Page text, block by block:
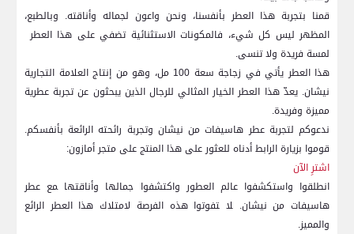
قمنا بتجربة هذا العطر بأنفسنا، ونحن واعون لجماله وأناقته. وبالطبع،
المظهر ليس كل شيء، فالمكونات الاستثنائية تضفي ⁤على هذا العطر ​
لمسة فريدة ولا تنسى.
هذا العطر يأتي في زجاجة سعة 100⁣ مل، وهو ⁣من إنتاج⁢ العلامة التجارية
نيشان. يعدّ هذا ‌العطر الخيار المثالي للرجال⁣ الذين يبحثون عن تجربة عطرية
مميزة وفريدة.
ندعوكم لتجربة عطر هاسيفات من نيشان وتجربة رائحته الرائعة بأنفسكم.
قوموا بزيارة الرابط أدناه للعثور على هذا المنتج على متجر أمازون:
اشترِ الآن
انطلقوا واستكشفوا عالم العطور واكتشفوا جمالها وأناقتها ‍مع⁣ عطر
هاسيفات من نيشان. ‍لا ‍تفوتوا هذه الفرصة لامتلاك ⁢هذا ⁣العطر الرائع
والمميز.